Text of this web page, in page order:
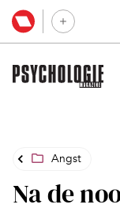
Angst
Na de